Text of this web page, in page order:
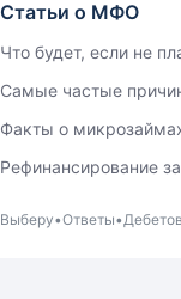
Статьи о МФО
Что будет, если не
Самые частые
Факты о
Рефинансирование
Выберу Ответы